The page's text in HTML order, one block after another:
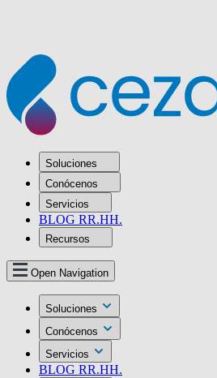
Soluciones
Conócenos
Servicios
BLOG RR.HH.
Recursos
Open Navigation
Soluciones
Conócenos
Servicios
BLOG RR.HH.